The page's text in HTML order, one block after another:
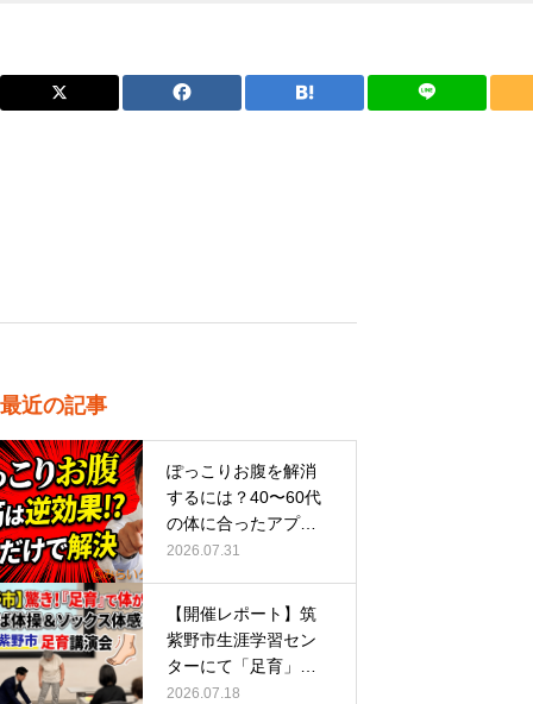
最近の記事
ぽっこりお腹を解消
するには？40〜60代
の体に合ったアプロ
ーチ
2026.07.31
【開催レポート】筑
紫野市生涯学習セン
ターにて「足育」講
演会に登壇し…
2026.07.18